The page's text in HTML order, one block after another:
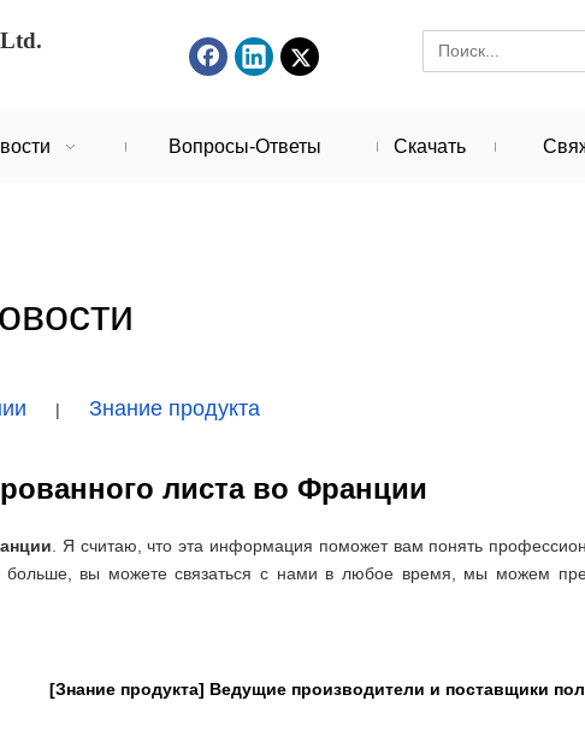
Вопросы-Ответы Скачать
| Знание продукта
листа во Франции
. Я считаю, что эта информация поможет вам понять
больше, вы можете связаться с нами в любое время, мы можем
[Знание продукта] Ведущие производители и поставщики полых листов